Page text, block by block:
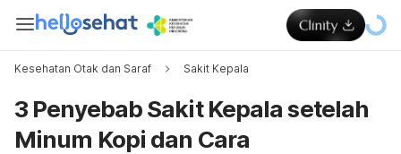
Kesehatan Otak dan Saraf Sakit Kepala
3 Penyebab Sakit Kepala setelah
Minum Kopi dan Cara